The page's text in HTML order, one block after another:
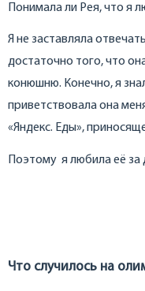
Понимала ли Рея, что я
Я не заставляла
достаточно того, что
конюшню. Конечно, я
приветствовала она
«Яндекс. Еды»,
Поэтому я любила её за
Что случилось на